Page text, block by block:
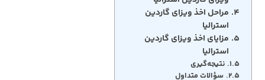
مراحل اخذ ویزای گاردین
استرالیا
مزایای اخذ ویزای گاردین
استرالیا
نتیجه‌گیری
سؤالات متداول